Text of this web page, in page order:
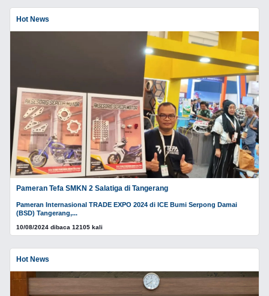
Hot News
Pameran Tefa SMKN 2 Salatiga di Tangerang
Pameran Internasional TRADE EXPO 2024 di ICE Bumi Serpong Damai
(BSD) Tangerang,...
10/08/2024 dibaca 12105 kali
Hot News